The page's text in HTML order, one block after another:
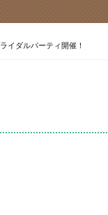
イダルパーティ開催！